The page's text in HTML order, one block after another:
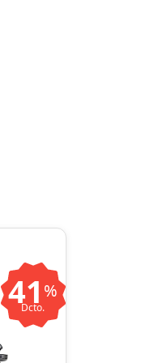
41 %
Dcto.